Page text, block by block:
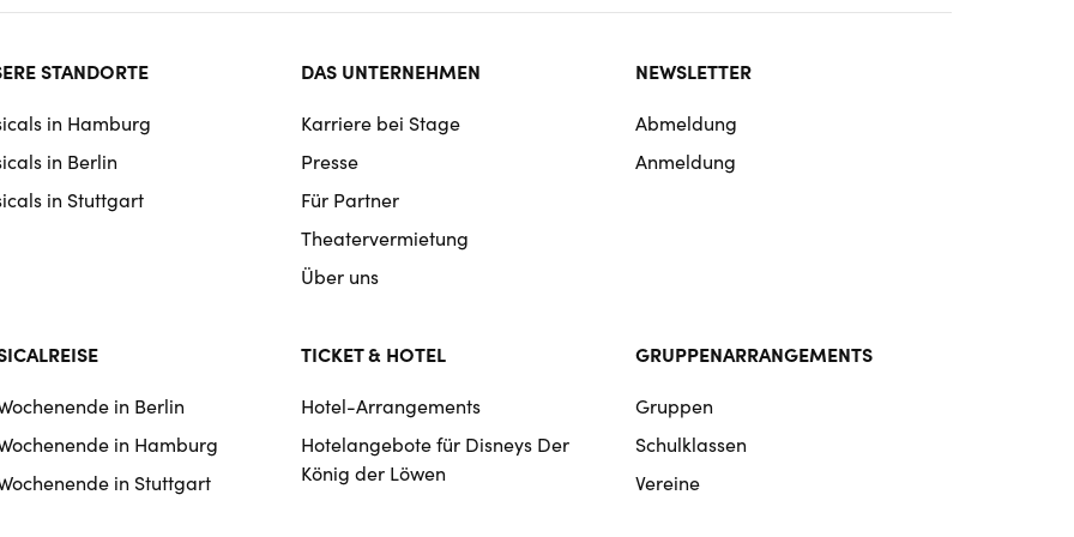
STANDORTE
in Hamburg
in Berlin
in Stuttgart
DAS UNTERNEHMEN
Karriere bei Stage
Presse
Für Partner
Theatervermietung
Über uns
NEWSLETTER
Abmeldung
Anmeldung
in Berlin
in Hamburg
in Stuttgart
TICKET & HOTEL
Hotel-Arrangements
Hotelangebote für Disneys Der
König der Löwen
GRUPPENARRANGEMENTS
Gruppen
Schulklassen
Vereine